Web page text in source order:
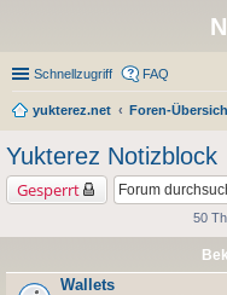
Schnellzugriff FAQ
yukterez.net Foren-
Yukterez Notizblock
Gesperrt
50
Wallets